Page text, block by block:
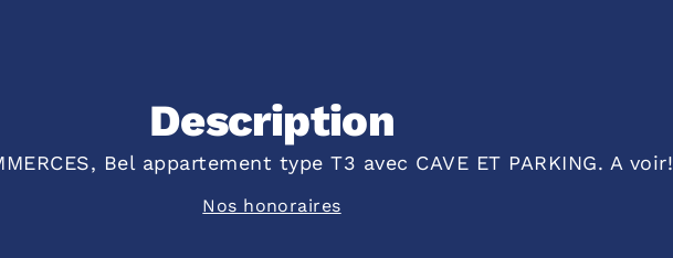
Description
Bel appartement type T3 avec CAVE ET PARKING. A voir!
Nos honoraires